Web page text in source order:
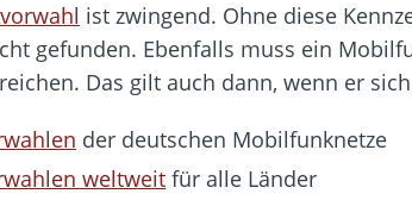
ist zwingend. Ohne diese
gefunden. Ebenfalls muss ein
Das gilt auch dann, wenn er
der deutschen Mobilfunknetze
weltweit für alle Länder